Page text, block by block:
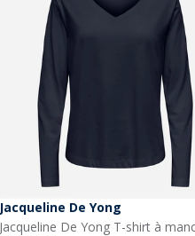
Jacqueline De Yong